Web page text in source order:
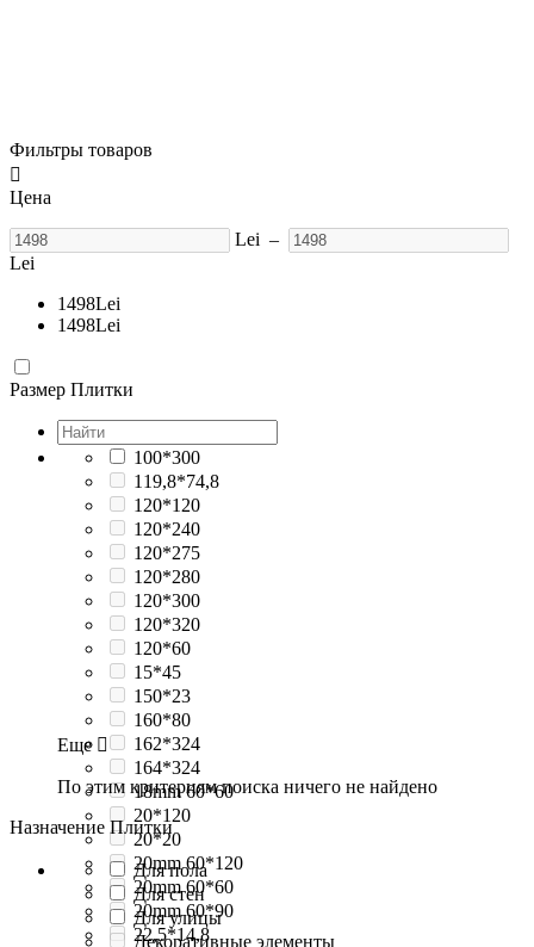
Фильтры товаров

Цена
Lei –
Lei
1498Lei
1498Lei
Размер Плитки
100*300
119,8*74,8
120*120
120*240
120*275
120*280
120*300
120*320
120*60
15*45
150*23
160*80
162*324
164*324
18mm 60*60
20*120
20*20
20mm 60*120
20mm 60*60
20mm 60*90
22,5*14,8
Еще 
По этим критериям поиска ничего не найдено
Назначение Плитки
Для пола
Для стен
Для улицы
Декоративные элементы